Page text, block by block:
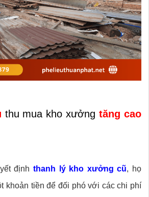
thu mua kho xưởng tăng cao
định thanh lý kho xưởng cũ, họ
khoản tiền để đối phó với các chi phí